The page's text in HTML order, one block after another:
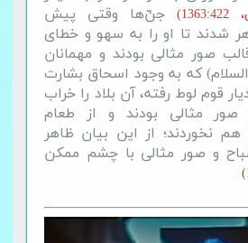
جنّ‌‌ها وقتی پیش
شدند تا او را به سهو و خطای
صور مثالی بودند و مهمانان
که به وجود اسحاق بشارت
قوم لوط رفته، آن بلاد را خراب
صور مثالی بودند و از طعام
هم نخوردند؛ از این بیان ظاهر
و صور مثالی با چشم ممکن